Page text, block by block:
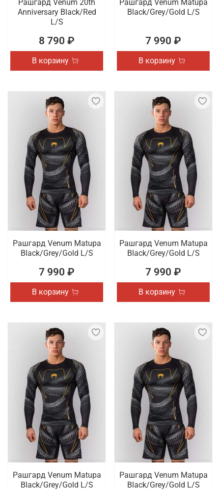
Рашгард Venum 20th
Anniversary Black/Red
L/S
8 790 ₽
В корзину
Рашгард Venum Matupa
Black/Grey/Gold L/S
7 990 ₽
В корзину
Рашгард Venum Matupa
Black/Grey/Gold L/S
7 990 ₽
В корзину
Рашгард Venum Matupa
Black/Grey/Gold L/S
7 990 ₽
В корзину
Рашгард Venum Matupa
Black/Grey/Gold L/S
Рашгард Venum Matupa
Black/Grey/Gold L/S